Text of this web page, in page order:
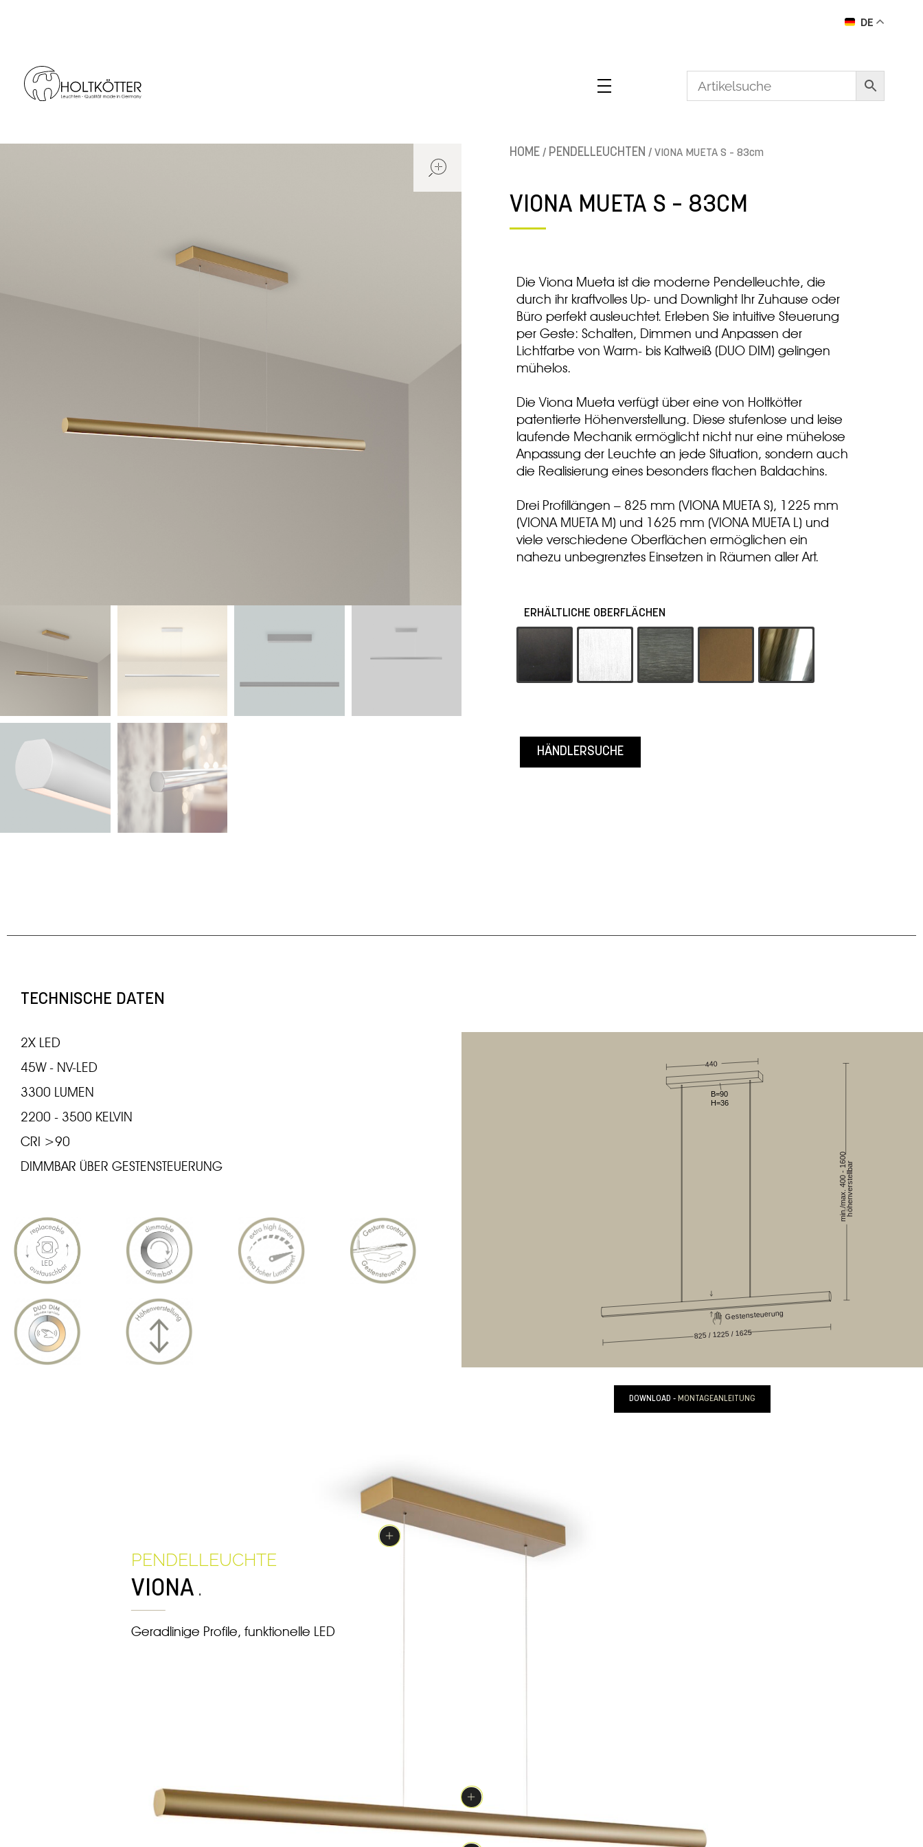
DE
HOME / PENDELLEUCHTEN / VIONA MUETA S – 83cm
VIONA MUETA S – 83CM
Die Viona Mueta ist die moderne Pendelleuchte, die
durch ihr kraftvolles Up- und Downlight Ihr Zuhause oder
Büro perfekt ausleuchtet. Erleben Sie intuitive Steuerung
per Geste: Schalten, Dimmen und Anpassen der
Lichtfarbe von Warm- bis Kaltweiß (DUO DIM) gelingen
mühelos.
Die Viona Mueta verfügt über eine von Holtkötter
patentierte Höhenverstellung. Diese stufenlose und leise
laufende Mechanik ermöglicht nicht nur eine mühelose
Anpassung der Leuchte an jede Situation, sondern auch
die Realisierung eines besonders flachen Baldachins.
Drei Profillängen – 825 mm (VIONA MUETA S), 1225 mm
(VIONA MUETA M) und 1625 mm (VIONA MUETA L) und
viele verschiedene Oberflächen ermöglichen ein
nahezu unbegrenztes Einsetzen in Räumen aller Art.
ERHÄLTLICHE OBERFLÄCHEN
-61 Silbermatt-62 Platin -33 Bronze -7 Chrom
HÄNDLERSUCHE
TECHNISCHE DATEN
2X LED
45W - NV-LED
3300 LUMEN
2200 - 3500 KELVIN
CRI >90
DIMMBAR ÜBER GESTENSTEUERUNG
DOWNLOAD - MONTAGEANLEITUNG
PENDELLEUCHTE
VIONA .
Geradlinige Profile, funktionelle LED